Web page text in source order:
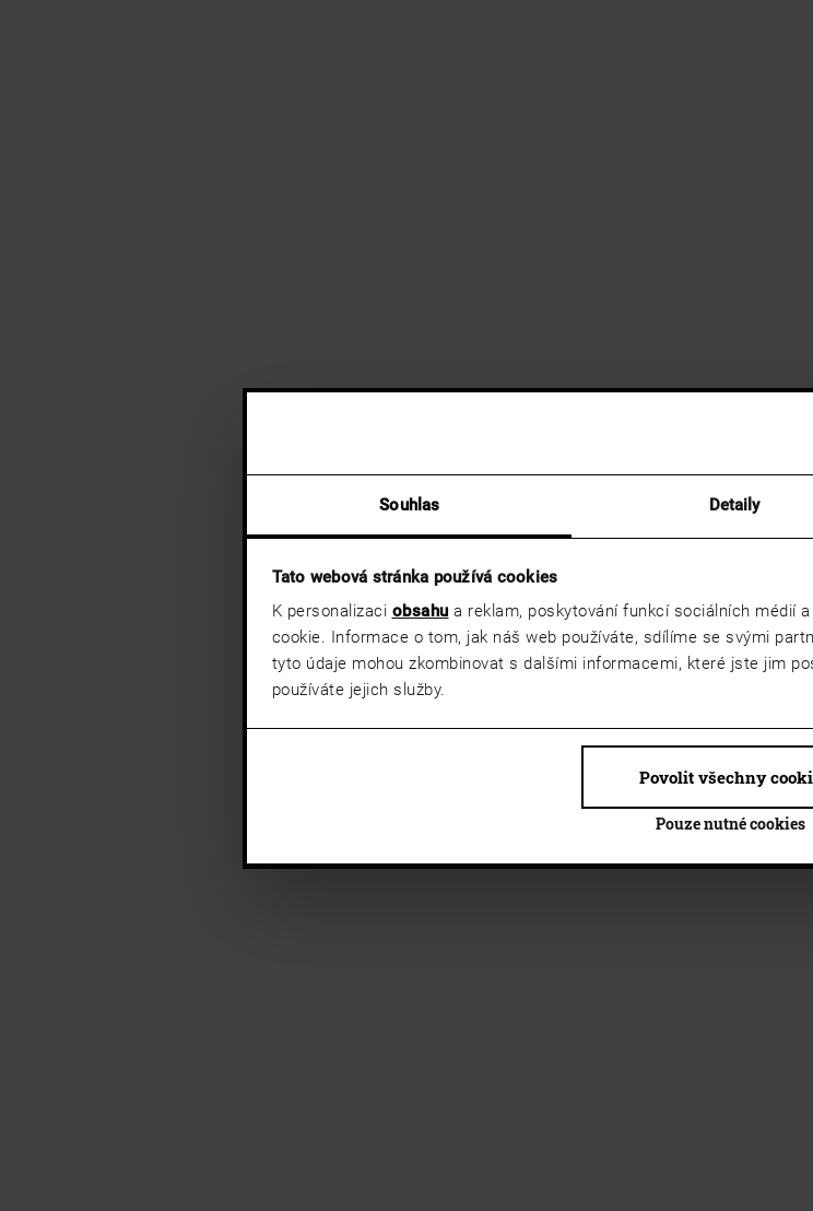
Souhlas Detaily
Tato webová stránka používá cookies
K personalizaci obsahu a reklam, poskytování funkcí sociálních médií
cookie. Informace o tom, jak náš web používáte, sdílíme se svými
tyto údaje mohou zkombinovat s dalšími informacemi, které jste jim
používáte jejich služby.
Pouze nutné cookies
Povolit všechny